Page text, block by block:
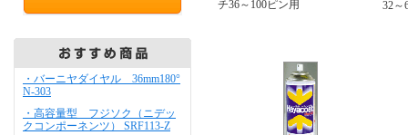
・バーニヤダイヤル 36mm180°
N-303
・高容量型 フジソク（ニデッ
クコンポーネンツ） SRF113-Z
チ36～100ピン用
32～